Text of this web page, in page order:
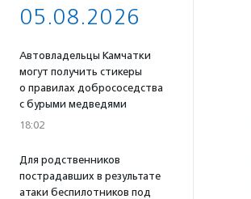
05.08.2026
Автовладельцы Камчатки
могут получить стикеры
о правилах добрососедства
с бурыми медведями
18:02
Для родственников
пострадавших в результате
атаки беспилотников под